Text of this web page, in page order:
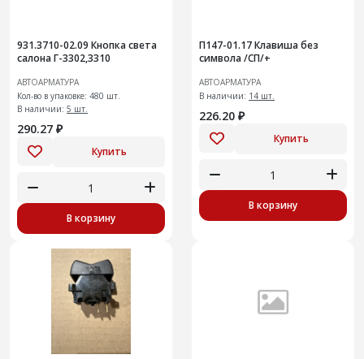
931.3710-02.09 Кнопка света
салона Г-3302,3310
АВТОАРМАТУРА
Кол-во в упаковке: 480 шт.
В наличии: 5 шт.
290.27 ₽
Купить
В корзину
П147-01.17 Клавиша без
символа /СП/+
АВТОАРМАТУРА
В наличии: 14 шт.
226.20 ₽
Купить
В корзину